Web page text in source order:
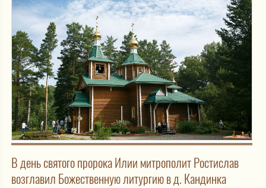
В день святого пророка Илии митрополит Ростислав
возглавил Божественную литургию в д. Кандинка